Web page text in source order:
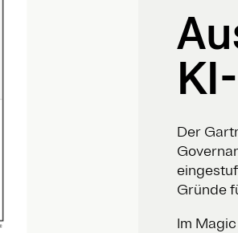
Der
Gründe
Im